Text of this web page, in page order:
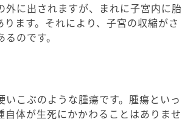
に出されますが、まれに子宮内に胎
ます。それにより、子宮の収縮がさ
のです。
こぶのような腫瘍です。腫瘍といっ
体が生死にかかわることはありませ